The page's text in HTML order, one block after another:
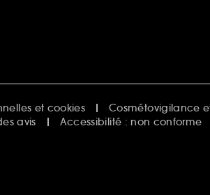
et cookies
Cosmétovigilance
avis
Accessibilité : non conforme